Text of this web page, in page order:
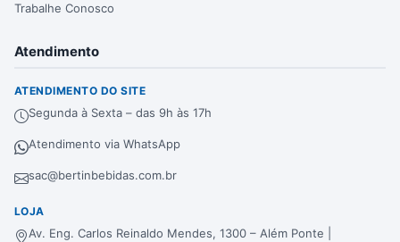
Trabalhe Conosco
Atendimento
ATENDIMENTO DO SITE
Segunda à Sexta – das 9h às 17h
Atendimento via WhatsApp
sac@bertinbebidas.com.br
LOJA
Av. Eng. Carlos Reinaldo Mendes, 1300 – Além Ponte |